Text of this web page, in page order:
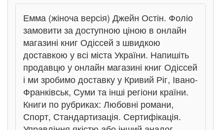
Емма (жіноча версія) Джейн Остін. Фоліо
замовити за доступною ціною в онлайн
магазині книг Одіссей з швидкою
доставкою у всі міста України. Напишіть
продавцю у онлайн магазині книг Одіссей
і ми зробимо доставку у Кривий Ріг, Івано-
Франківськ, Суми та інші регіони країни.
Книги по рубриках: Любовні романи,
Спорт, Стандартизація. Сертифікація.